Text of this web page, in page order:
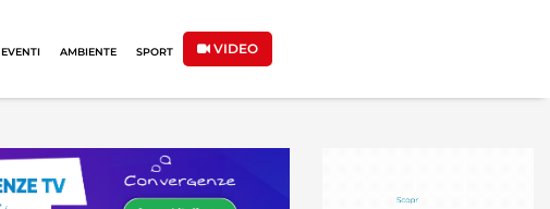
EVENTI AMBIENTE SPORT VIDEO